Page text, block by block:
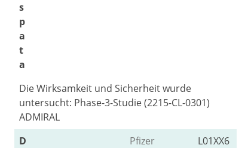
s
p
a
t
a
Die Wirksamkeit und Sicherheit wurde
untersucht: Phase-3-Studie (2215-CL-0301)
ADMIRAL
D
Pfizer
L01XX6